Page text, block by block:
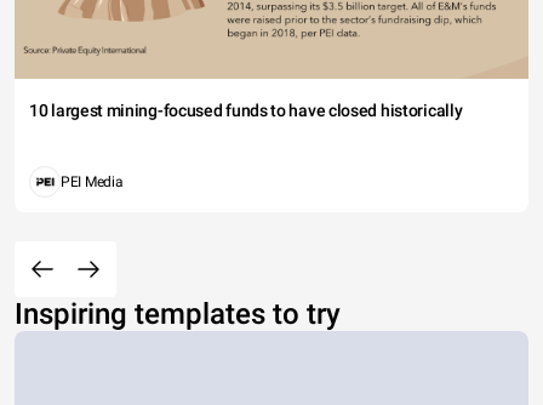
10 largest mining-focused funds to have closed historically
PEI Media
Inspiring templates to try